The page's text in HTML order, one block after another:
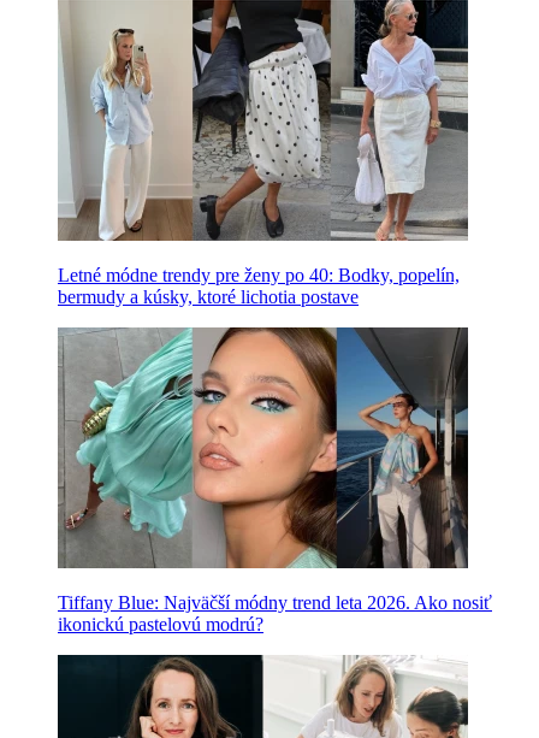
Letné módne trendy pre ženy po 40: Bodky, popelín,
bermudy a kúsky, ktoré lichotia postave
Tiffany Blue: Najväčší módny trend leta 2026. Ako nosiť
ikonickú pastelovú modrú?